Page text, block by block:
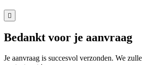
Bedankt voor je aanvraag
Je aanvraag is succesvol verzonden. We